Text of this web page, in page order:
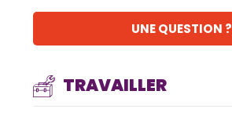
UNE QUESTION ?
TRAVAILLER